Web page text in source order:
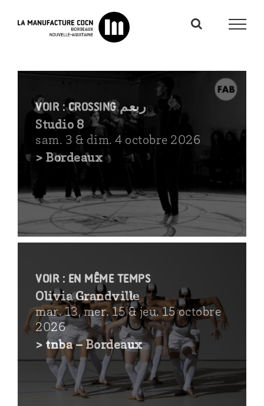
VOIR : crossing ربعم
Studio 8
sam. 3 & dim. 4 octobre 2026
> Bordeaux
VOIR : En même temps
Olivia Grandville
mar. 13, mer. 15 & jeu. 15 octobre
2026
> tnba – Bordeaux